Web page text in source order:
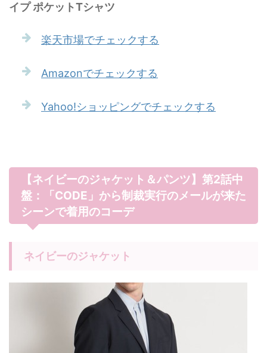
イプ ポケットTシャツ
楽天市場でチェックする
Amazonでチェックする
Yahoo!ショッピングでチェックする
【ネイビーのジャケット＆パンツ】第2話中
盤：「CODE」から制裁実行のメールが来た
シーンで着用のコーデ
ネイビーのジャケット